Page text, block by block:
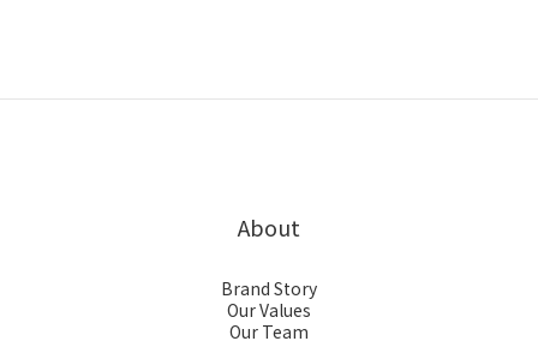
About
Brand Story
Our Values
Our Team